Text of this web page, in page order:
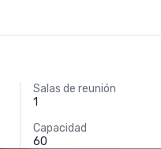
Salas de reunión
1
Capacidad
60